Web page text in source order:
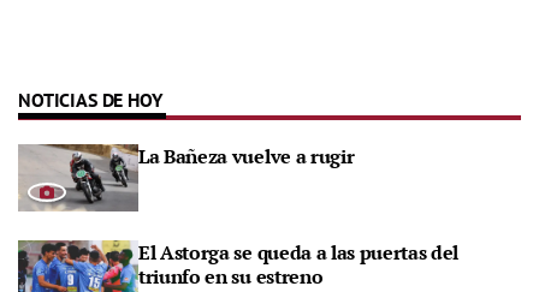
NOTICIAS DE HOY
La Bañeza vuelve a rugir
El Astorga se queda a las puertas del
triunfo en su estreno